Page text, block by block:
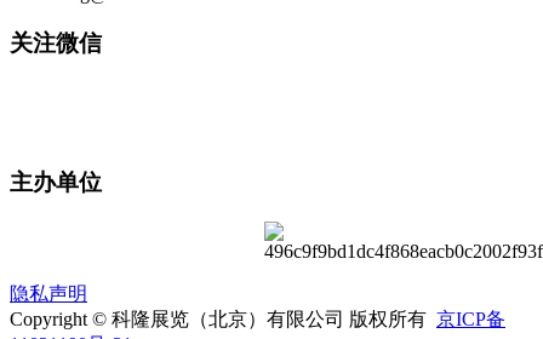
关注微信
主办单位
隐私声明
Copyright © 科隆展览（北京）有限公司 版权所有 京ICP备